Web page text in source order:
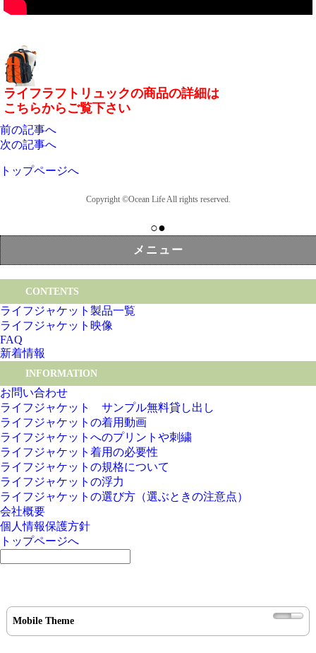
ライフラフトリュックの商品の詳細は
こちらからご覧下さい
前の記事へ
次の記事へ
トップページへ
Copyright ©Ocean Life All rights reserved.
○●
メニュー
CONTENTS
ライフジャケット製品一覧
ライフジャケット映像
FAQ
新着情報
INFORMATION
お問い合わせ
ライフジャケット サンプル無料貸し出し
ライフジャケットの着用動画
ライフジャケットへのプリントや刺繍
ライフジャケット着用の必要性
ライフジャケットの規格について
ライフジャケットの浮力
ライフジャケットの選び方（選ぶときの注意点）
会社概要
個人情報保護方針
トップページへ
Mobile Theme